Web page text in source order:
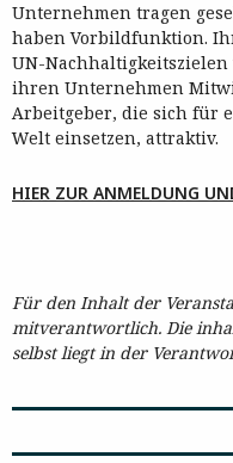
Unternehmen tragen
haben Vorbildfunktion.
UN-
ihren Unternehmen
Arbeitgeber, die sich für
Welt einsetzen, attraktiv.
HIER ZUR ANMELDUNG
Für den Inhalt der
mitverantwortlich. Die
selbst liegt in der